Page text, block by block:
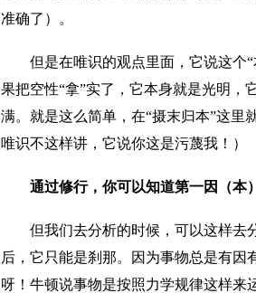
准确了）。
但是在唯识的观点里面，它说这个
果把空性“拿”实了，它本身就是光明，
满。就是这么简单，在“摄末归本”这里
唯识不这样讲，它说你这是污蔑我！）
通过修行，你可以知道第一因（本）
但我们去分析的时候，可以这样去
后，它只能是刹那。因为事物总是有因
呀！牛顿说事物是按照力学规律这样来